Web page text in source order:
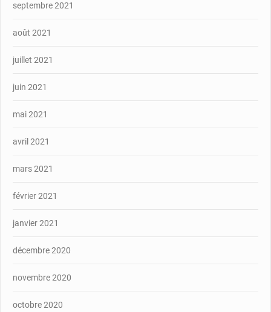
septembre 2021
août 2021
juillet 2021
juin 2021
mai 2021
avril 2021
mars 2021
février 2021
janvier 2021
décembre 2020
novembre 2020
octobre 2020